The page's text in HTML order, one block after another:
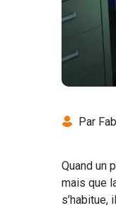
Par
Quand un
mais que
s’habitue,